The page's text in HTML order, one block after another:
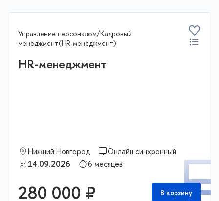
Управление персоналом/Кадровый
менеджмент(HR-менеджмент)
HR-менеджмент
Нижний Новгород
Онлайн синхронный
14.09.2026
6 месяцев
280 000 ₽ В корзину